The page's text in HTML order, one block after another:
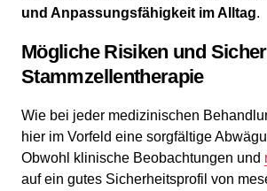
und Anpassungsfähigkeit im Alltag.
Mögliche Risiken und
Stammzellentherapie
Wie bei jeder medizinischen
hier im Vorfeld eine sorgfältige
Obwohl klinische Beobachtungen und
auf ein gutes Sicherheitsprofil von